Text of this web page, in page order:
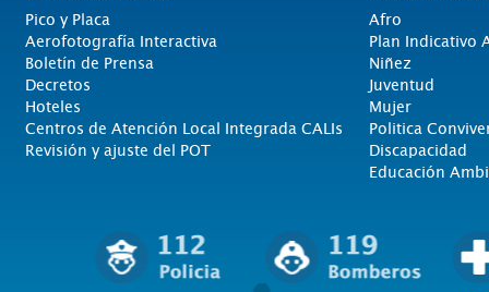
Pico y Placa
Aerofotografía Interactiva
Boletín de Prensa
Decretos
Hoteles
Centros de Atención Local Integrada CALIs
Revisión y ajuste del POT
Afro
Plan Indicativo
Niñez
Juventud
Mujer
Politica
Discapacidad
Educación